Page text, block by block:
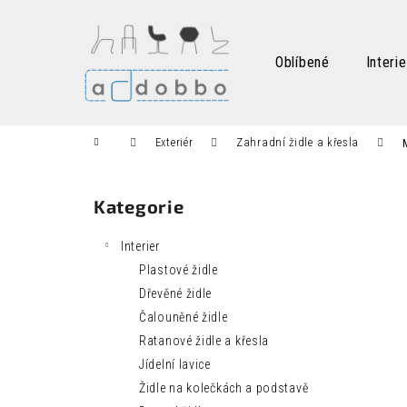
Oblíbené
Domů Exteriér Zahradní židle a křesla
Přeskočit
kategorie
Kategorie
Interier
Plastové židle
Dřevěné židle
Čalouněné židle
Ratanové židle a křesla
Jídelní lavice
Židle na kolečkách a podstavě